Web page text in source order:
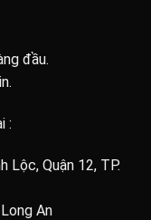
đầu.
:
Lộc, Quận 12, TP.
An